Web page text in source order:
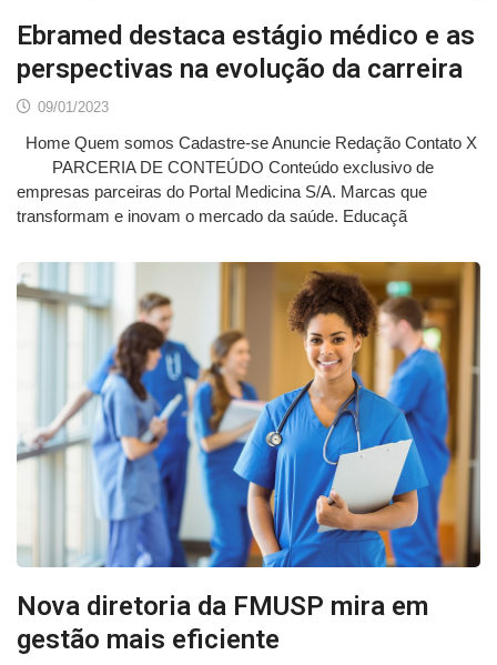
Ebramed destaca estágio médico e as
perspectivas na evolução da carreira
09/01/2023
Home Quem somos Cadastre-se Anuncie Redação Contato X
PARCERIA DE CONTEÚDO Conteúdo exclusivo de
empresas parceiras do Portal Medicina S/A. Marcas que
transformam e inovam o mercado da saúde. Educaçã
Nova diretoria da FMUSP mira em
gestão mais eficiente